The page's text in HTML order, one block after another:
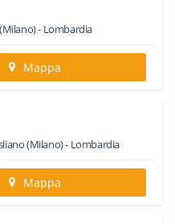
(Milano) - Lombardia
Mappa
(Milano) - Lombardia
Mappa